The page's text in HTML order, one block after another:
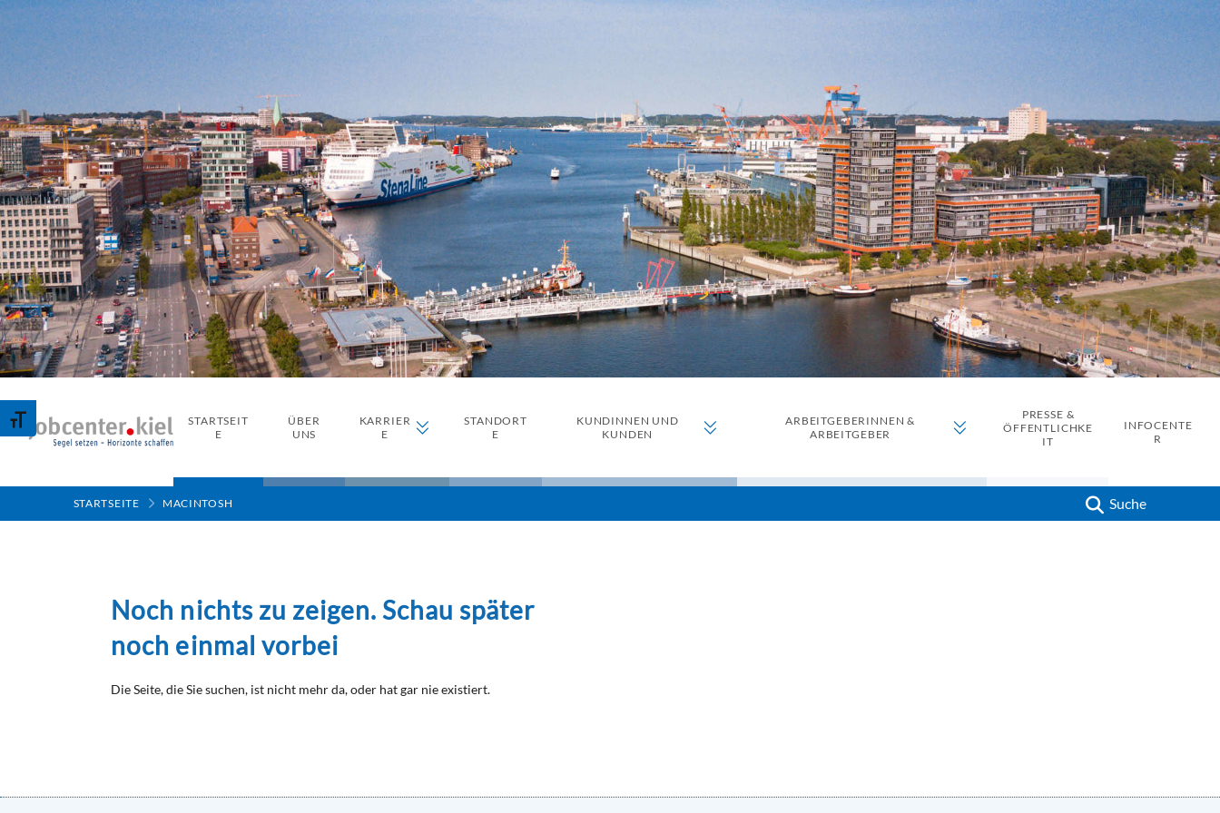
Schrift vergrößern
STARTSEIT
E
ÜBER
UNS
KARRIER
E
STANDORT
E
KUNDINNEN UND
KUNDEN
ARBEITGEBERINNEN &
ARBEITGEBER
PRESSE &
ÖFFENTLICHKE
IT
INFOCENTE
R
STARTSEITE MACINTOSH Suche
Noch nichts zu zeigen. Schau später
noch einmal vorbei
Die Seite, die Sie suchen, ist nicht mehr da, oder hat gar nie existiert.